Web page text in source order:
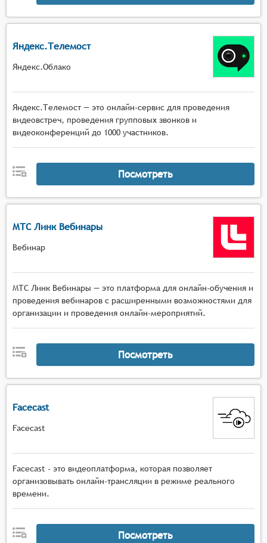
Яндекс.Телемост
Яндекс.Облако
Яндекс.Телемост — это онлайн-сервис для проведения
видеовстреч, проведения групповых звонков и
видеоконференций до 1000 участников.
Посмотреть
МТС Линк Вебинары
Вебинар
МТС Линк Вебинары — это платформа для онлайн-обучения и
проведения вебинаров с расширенными возможностями для
организации и проведения онлайн-мероприятий.
Посмотреть
Facecast
Facecast
Facecast - это видеоплатформа, которая позволяет
организовывать онлайн-трансляции в режиме реального
времени.
Посмотреть